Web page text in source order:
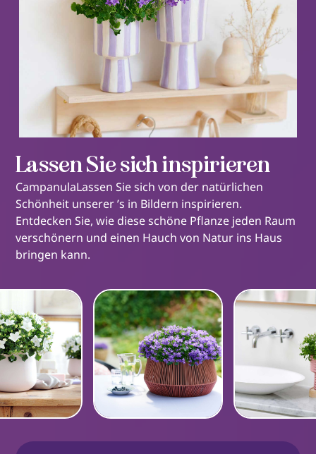
Lassen Sie sich inspirieren
CampanulaLassen Sie sich von der natürlichen
Schönheit unserer ’s in Bildern inspirieren.
Entdecken Sie, wie diese schöne Pflanze jeden Raum
verschönern und einen Hauch von Natur ins Haus
bringen kann.